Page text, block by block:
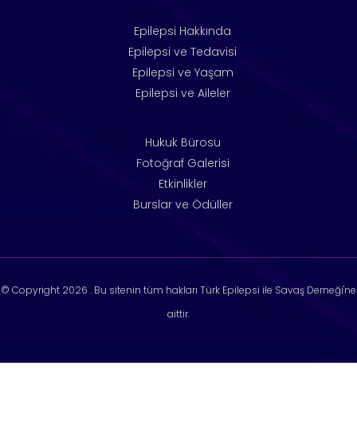
Epilepsi Hakkında
Epilepsi ve Tedavisi
Epilepsi ve Yaşam
Epilepsi ve Aileler
Hukuk Bürosu
Fotoğraf Galerisi
Etkinlikler
Burslar ve Ödüller
© Copyright 2026 . Bu sitenin tüm hakları Türk Epilepsi ile Savaş Derneği'ne
aittir.